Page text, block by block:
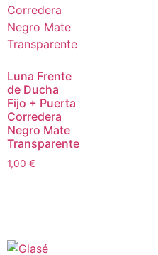
Luna Frente
de Ducha
Fijo + Puerta
Corredera
Negro Mate
Transparente
1,00 €